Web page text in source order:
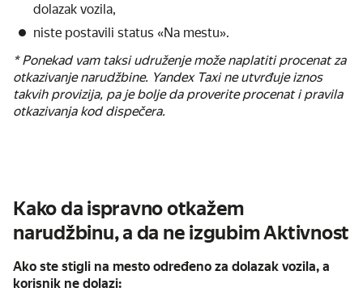
dolazak vozila,
niste postavili status «Na mestu».
* Ponekad vam taksi udruženje može naplatiti procenat za
otkazivanje narudžbine. Yandex Taxi ne utvrđuje iznos
takvih provizija, pa je bolje da proverite procenat i pravila
otkazivanja kod dispečera.
Kako da ispravno otkažem
narudžbinu, a da ne izgubim Aktivnost
Ako ste stigli na mesto određeno za dolazak vozila, a
korisnik ne dolazi: